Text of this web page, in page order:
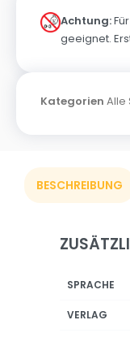
Achtung:
geeignet.
Kategorien Alle
BESCHREIBUNG
SPRACHE
VERLAG